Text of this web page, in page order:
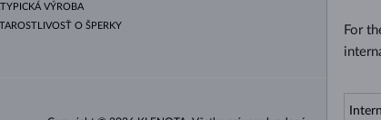
VÝROBA
O ŠPERKY
For